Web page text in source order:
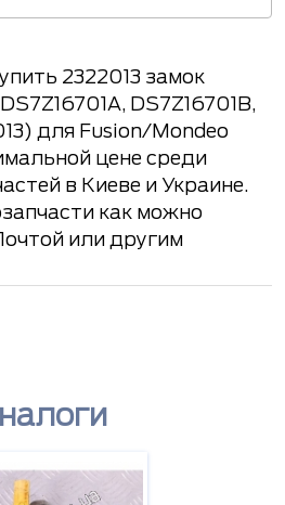
2322013 замок
DS7Z16701B,
для Fusion/Mondeo
цене среди
в Киеве и Украине.
как можно
или другим